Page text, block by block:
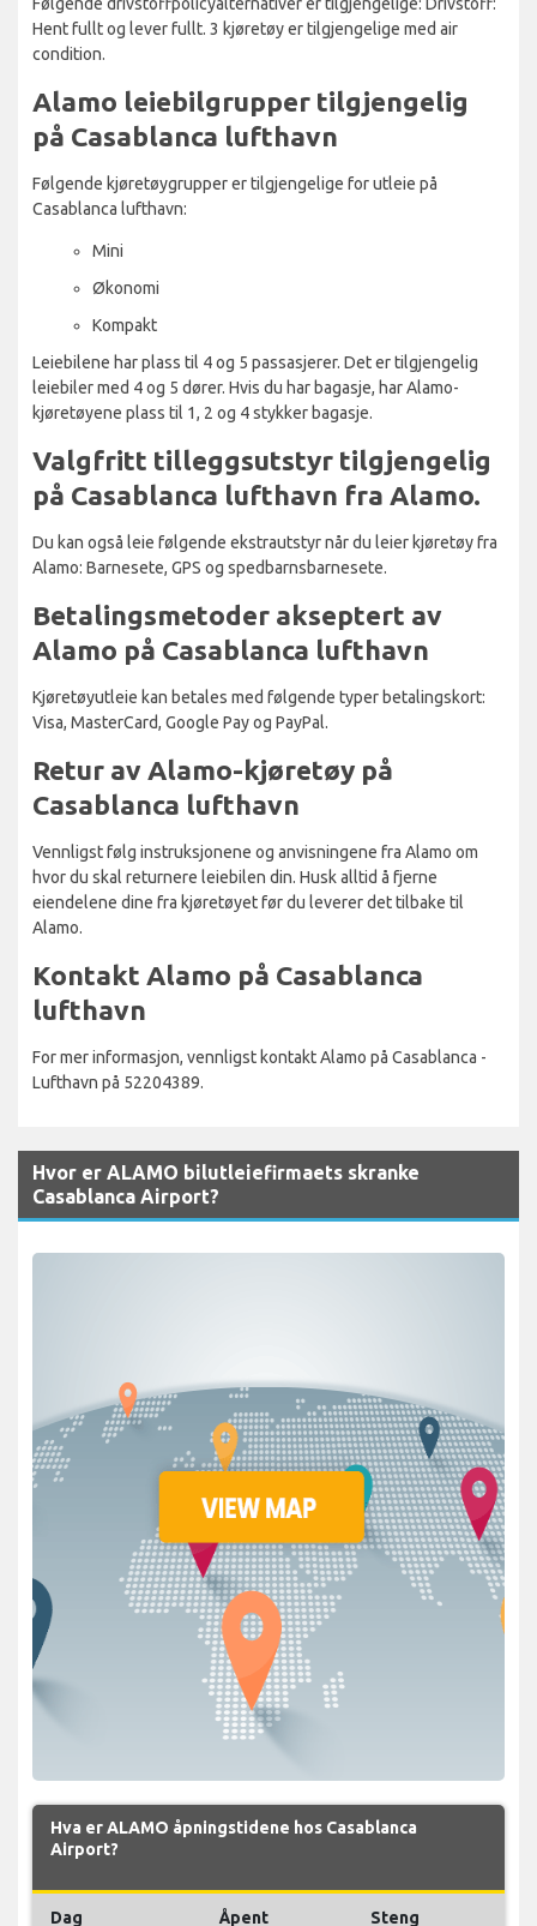
Hent fullt og lever fullt. 3 kjøretøy er tilgjengelige med air
condition.
Alamo leiebilgrupper tilgjengelig
på Casablanca lufthavn
Følgende kjøretøygrupper er tilgjengelige for utleie på
Casablanca lufthavn:
Mini
Økonomi
Kompakt
Leiebilene har plass til 4 og 5 passasjerer. Det er tilgjengelig
leiebiler med 4 og 5 dører. Hvis du har bagasje, har Alamo-
kjøretøyene plass til 1, 2 og 4 stykker bagasje.
Valgfritt tilleggsutstyr tilgjengelig
på Casablanca lufthavn fra Alamo.
Du kan også leie følgende ekstrautstyr når du leier kjøretøy fra
Alamo: Barnesete, GPS og spedbarnsbarnesete.
Betalingsmetoder akseptert av
Alamo på Casablanca lufthavn
Kjøretøyutleie kan betales med følgende typer betalingskort:
Visa, MasterCard, Google Pay og PayPal.
Retur av Alamo-kjøretøy på
Casablanca lufthavn
Vennligst følg instruksjonene og anvisningene fra Alamo om
hvor du skal returnere leiebilen din. Husk alltid å fjerne
eiendelene dine fra kjøretøyet før du leverer det tilbake til
Alamo.
Kontakt Alamo på Casablanca
lufthavn
For mer informasjon, vennligst kontakt Alamo på Casablanca -
Lufthavn på 52204389.
Hvor er ALAMO bilutleiefirmaets skranke
Casablanca Airport?
Hva er ALAMO åpningstidene hos Casablanca
Airport?
Dag Åpent Steng